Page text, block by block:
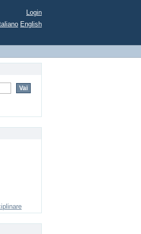
Login
English